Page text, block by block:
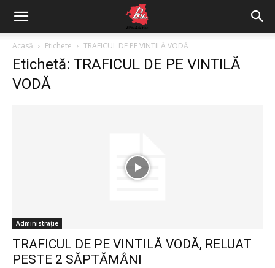
Acasă Etichete TRAFICUL DE PE VINTILĂ VODĂ
Etichetă: TRAFICUL DE PE VINTILĂ
VODĂ
Administrație
TRAFICUL DE PE VINTILĂ VODĂ, RELUAT
PESTE 2 SĂPTĂMÂNI